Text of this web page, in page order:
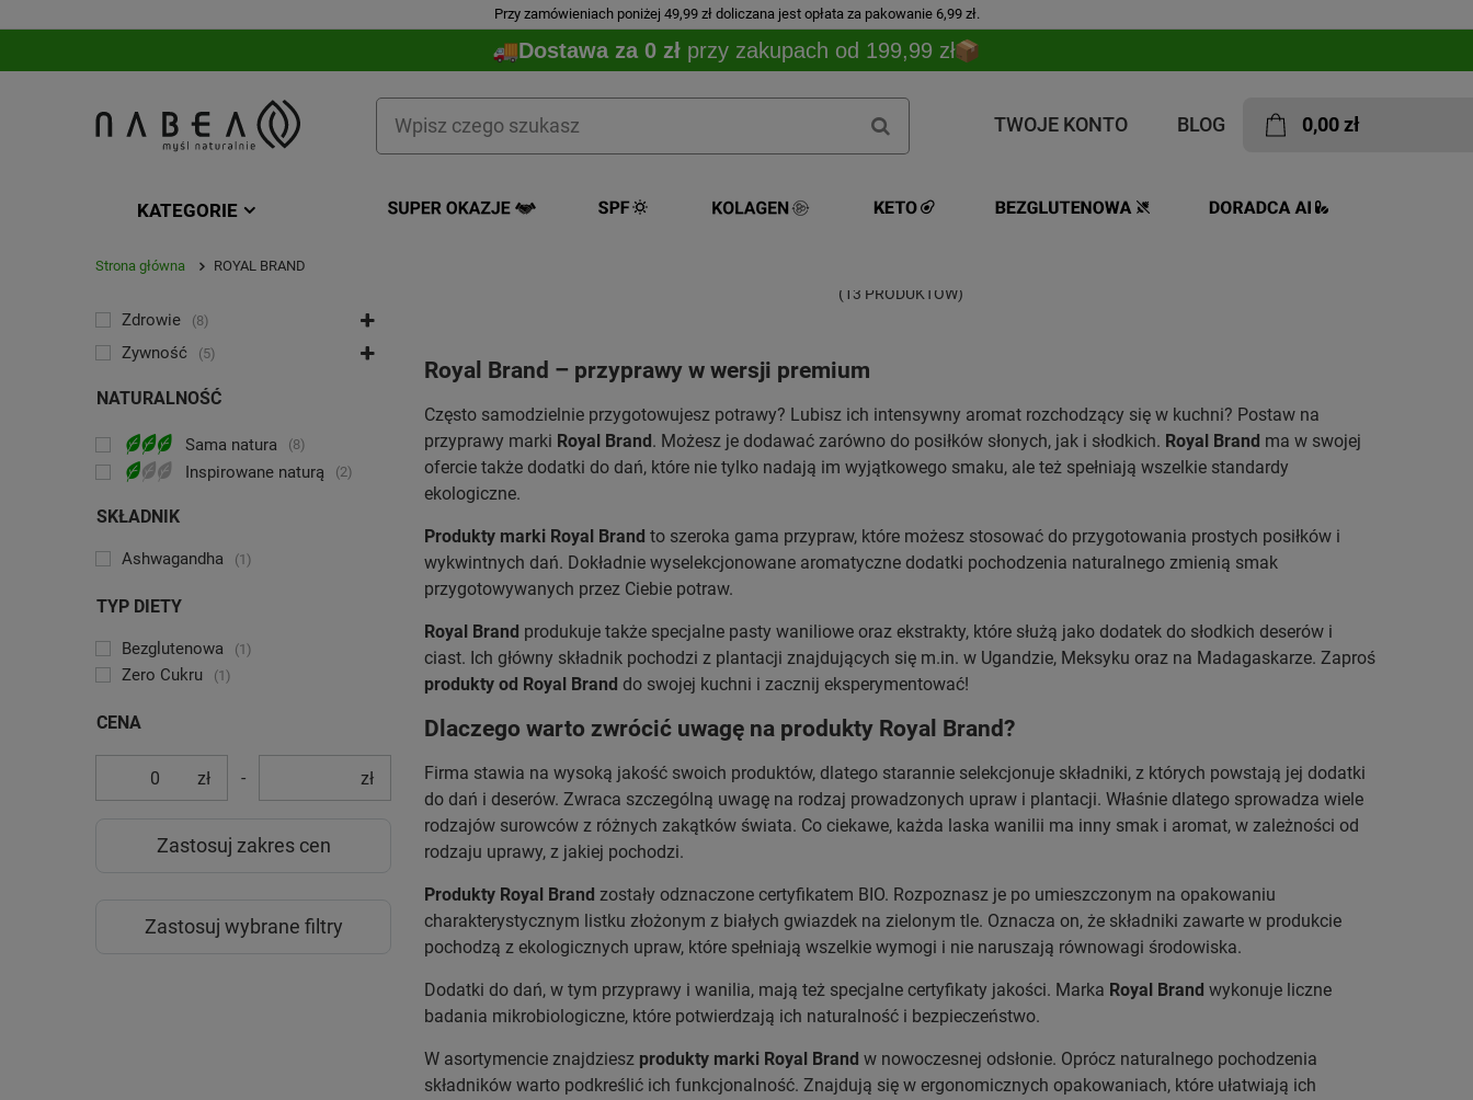
Przy zamówieniach poniżej 49,99 zł doliczana jest opłata za pakowanie 6,99 zł.
Dostawa za 0 zł przy zakupach od 199,99 zł
TWOJE KONTO BLOG 0,00 zł
KATEGORIE
Strona główna ROYAL BRAND
KATEGORIA
Zdrowie 8
Żywność 5
NATURALNOŚĆ
Sama natura 8
Inspirowane naturą 2
SKŁADNIK
Ashwagandha 1
TYP DIETY
Bezglutenowa 1
Zero Cukru 1
CENA
zł - zł
Zastosuj zakres cen
Zastosuj wybrane filtry
(13 PRODUKTÓW)
Royal Brand – przyprawy w wersji premium
Często samodzielnie przygotowujesz potrawy? Lubisz ich intensywny aromat rozchodzący się w kuchni? Postaw na
przyprawy marki Royal Brand. Możesz je dodawać zarówno do posiłków słonych, jak i słodkich. Royal Brand ma w swojej
ofercie także dodatki do dań, które nie tylko nadają im wyjątkowego smaku, ale też spełniają wszelkie standardy
ekologiczne.
Produkty marki Royal Brand to szeroka gama przypraw, które możesz stosować do przygotowania prostych posiłków i
wykwintnych dań. Dokładnie wyselekcjonowane aromatyczne dodatki pochodzenia naturalnego zmienią smak
przygotowywanych przez Ciebie potraw.
Royal Brand produkuje także specjalne pasty waniliowe oraz ekstrakty, które służą jako dodatek do słodkich deserów i
ciast. Ich główny składnik pochodzi z plantacji znajdujących się m.in. w Ugandzie, Meksyku oraz na Madagaskarze. Zaproś
produkty od Royal Brand do swojej kuchni i zacznij eksperymentować!
Dlaczego warto zwrócić uwagę na produkty Royal Brand?
Firma stawia na wysoką jakość swoich produktów, dlatego starannie selekcjonuje składniki, z których powstają jej dodatki
do dań i deserów. Zwraca szczególną uwagę na rodzaj prowadzonych upraw i plantacji. Właśnie dlatego sprowadza wiele
rodzajów surowców z różnych zakątków świata. Co ciekawe, każda laska wanilii ma inny smak i aromat, w zależności od
rodzaju uprawy, z jakiej pochodzi.
Produkty Royal Brand zostały odznaczone certyfikatem BIO. Rozpoznasz je po umieszczonym na opakowaniu
charakterystycznym listku złożonym z białych gwiazdek na zielonym tle. Oznacza on, że składniki zawarte w produkcie
pochodzą z ekologicznych upraw, które spełniają wszelkie wymogi i nie naruszają równowagi środowiska.
Dodatki do dań, w tym przyprawy i wanilia, mają też specjalne certyfikaty jakości. Marka Royal Brand wykonuje liczne
badania mikrobiologiczne, które potwierdzają ich naturalność i bezpieczeństwo.
W asortymencie znajdziesz produkty marki Royal Brand w nowoczesnej odsłonie. Oprócz naturalnego pochodzenia
składników warto podkreślić ich funkcjonalność. Znajdują się w ergonomicznych opakowaniach, które ułatwiają ich